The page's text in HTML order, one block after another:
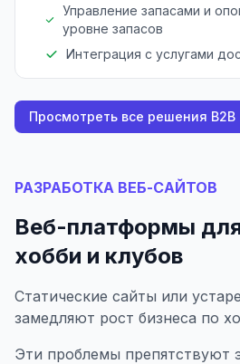
Управление запасами и
уровне запасов
Интеграция с услугами
Просмотреть все решения B2B
РАЗРАБОТКА ВЕБ-САЙТОВ
Веб-платформы
хобби и клубов
Статические сайты или
замедляют рост бизнеса по
Эти проблемы препятствуют